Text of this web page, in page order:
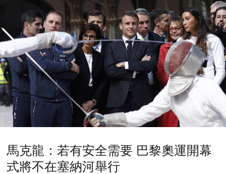
馬克龍：若有安全需要 巴黎奧運開幕
式將不在塞納河舉行